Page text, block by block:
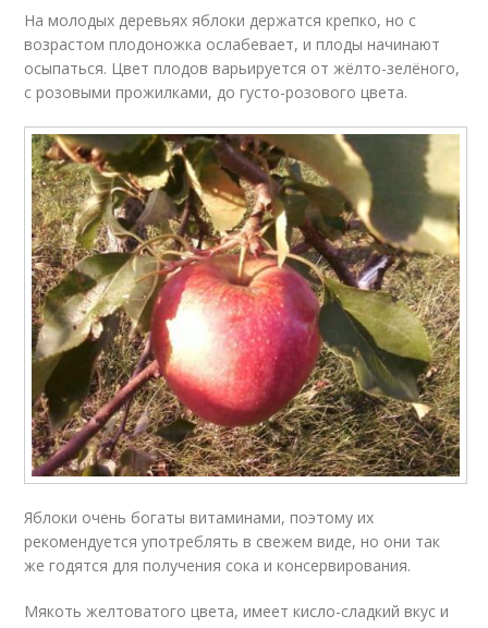
На молодых деревьях яблоки держатся крепко, но с
возрастом плодоножка ослабевает, и плоды начинают
осыпаться. Цвет плодов варьируется от жёлто-зелёного,
с розовыми прожилками, до густо-розового цвета.
Яблоки очень богаты витаминами, поэтому их
рекомендуется употреблять в свежем виде, но они так
же годятся для получения сока и консервирования.
Мякоть желтоватого цвета, имеет кисло-сладкий вкус и